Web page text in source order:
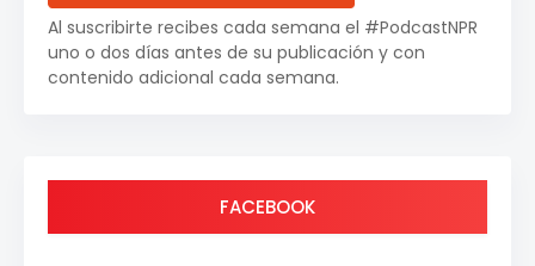
Al suscribirte recibes cada semana el #PodcastNPR
uno o dos días antes de su publicación y con
contenido adicional cada semana.
FACEBOOK